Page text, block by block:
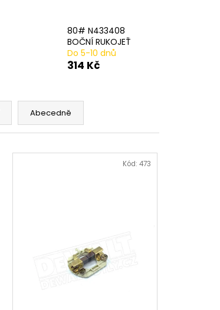
80# N433408
BOČNÍ RUKOJEŤ
Do 5-10 dnů
314 Kč
Abecedně
Kód: 473